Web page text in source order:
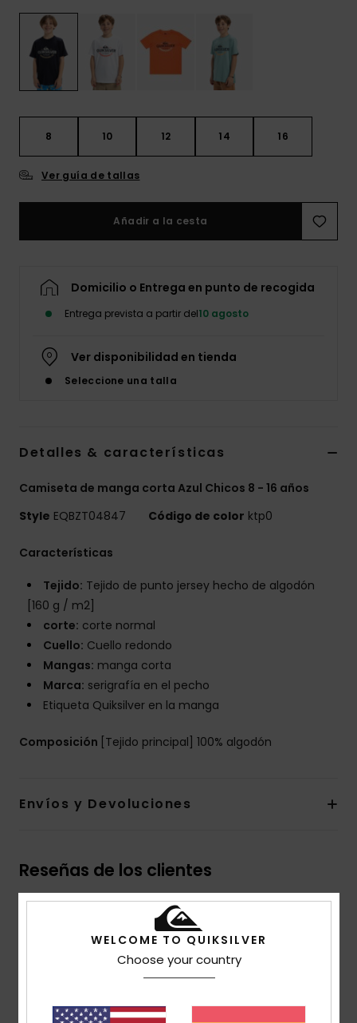
Consultar
las FAQ
8 10 12 14 16
Ver guía de tallas
Añadir a la cesta
Domicilio o Entrega en punto de recogida
Entrega prevista a partir del10 agosto
Ver disponibilidad en tienda
Seleccione una talla
Detalles & características
Camiseta de manga corta Azul Chicos 8 - 16 años
Style EQBZT04847 Código de color ktp0
Características
Tejido: Tejido de punto jersey hecho de algodón
[160 g / m2]
corte: corte normal
Cuello: Cuello redondo
Mangas: manga corta
Marca: serigrafía en el pecho
Etiqueta Quiksilver en la manga
Composición [Tejido principal] 100% algodón
Envíos y Devoluciones
Reseñas de los clientes
Puntuación media
5.0
basado en1 reseñas verificadasdesde julio 2026
WELCOME TO QUIKSILVER
Choose your country